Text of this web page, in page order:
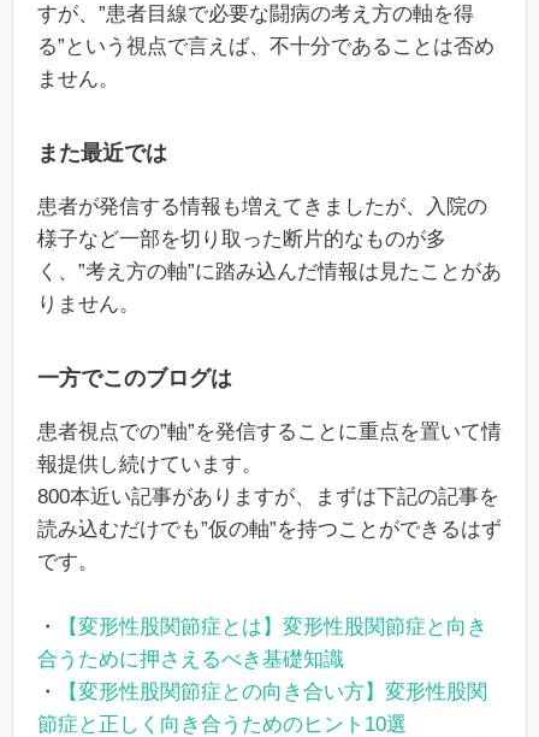
すが、”患者目線で必要な闘病の考え方の軸を得
る”という視点で言えば、不十分であることは否め
ません。
また最近では
患者が発信する情報も増えてきましたが、入院の
様子など一部を切り取った断片的なものが多
く、”考え方の軸”に踏み込んだ情報は見たことがあ
りません。
一方でこのブログは
患者視点での”軸”を発信することに重点を置いて情
報提供し続けています。
800本近い記事がありますが、まずは下記の記事を
読み込むだけでも”仮の軸”を持つことができるはず
です。
・
【変形性股関節症とは】変形性股関節症と向き
合うために押さえるべき基礎知識
・
【変形性股関節症との向き合い方】変形性股関
節症と正しく向き合うためのヒント10選